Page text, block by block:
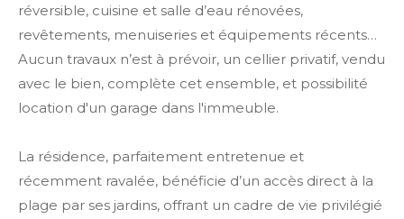
réversible, cuisine et salle d’eau rénovées,
revêtements, menuiseries et équipements récents…
Aucun travaux n’est à prévoir, un cellier privatif, vendu
avec le bien, complète cet ensemble, et possibilité
location d'un garage dans l'immeuble.
La résidence, parfaitement entretenue et
récemment ravalée, bénéficie d’un accès direct à la
plage par ses jardins, offrant un cadre de vie privilégié